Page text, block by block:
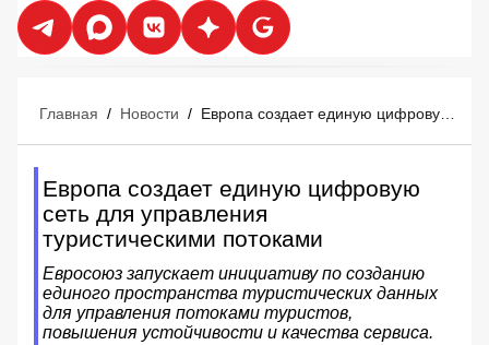
Главная / Новости /
Европа создает единую цифровую
сеть для управления
туристическими потоками
Евросоюз запускает инициативу по созданию
единого пространства туристических данных
для управления потоками туристов,
повышения устойчивости и качества сервиса.